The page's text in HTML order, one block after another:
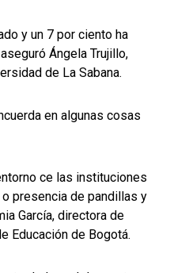
y un 7 por ciento ha
Ángela Trujillo,
de La Sabana.
en algunas cosas
ce las instituciones
presencia de pandillas y
García, directora de
Educación de Bogotá.